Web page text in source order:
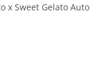
x Sweet Gelato Auto